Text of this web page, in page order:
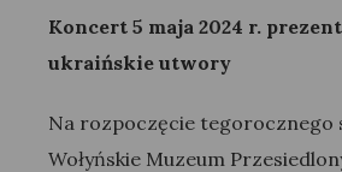
Koncert 5 maja 2024 r.
ukraińskie utwory
Na rozpoczęcie tegorocznego
Wołyńskie Muzeum